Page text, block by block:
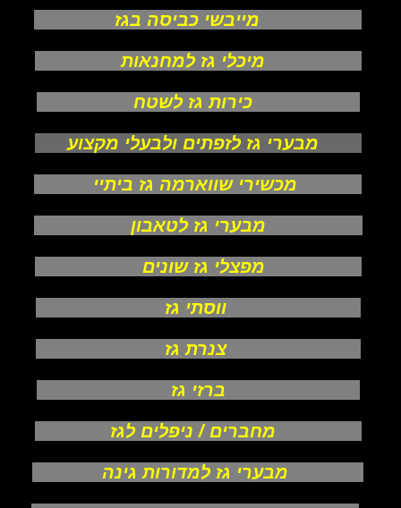
מייבשי כביסה בגז
מיכלי גז למחנאות
כירות גז לשטח
מבערי גז לזפתים ולבעלי מקצוע
מכשירי שווארמה גז ביתיי
מבערי גז לטאבון
מפצלי גז שונים
ווסתי גז
צנרת גז
ברזי גז
מחברים / ניפלים לגז
מבערי גז למדורות גינה